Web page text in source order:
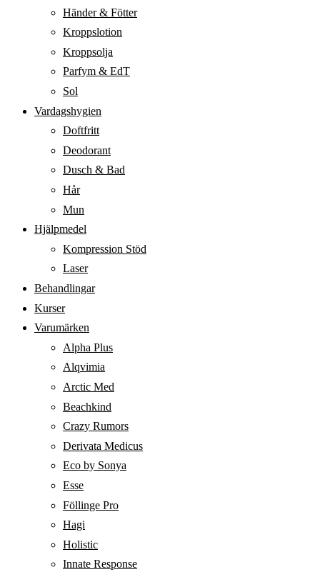
Händer & Fötter
Kroppslotion
Kroppsolja
Parfym & EdT
Sol
Vardagshygien
Doftfritt
Deodorant
Dusch & Bad
Hår
Mun
Hjälpmedel
Kompression Stöd
Laser
Behandlingar
Kurser
Varumärken
Alpha Plus
Alqvimia
Arctic Med
Beachkind
Crazy Rumors
Derivata Medicus
Eco by Sonya
Esse
Föllinge Pro
Hagi
Holistic
Innate Response